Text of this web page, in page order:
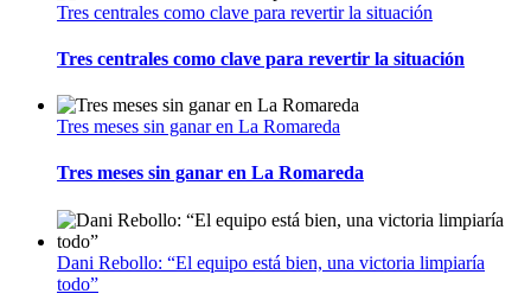
Tres centrales como clave para revertir la situación
Tres centrales como clave para revertir la situación
Tres meses sin ganar en La Romareda
Tres meses sin ganar en La Romareda
Dani Rebollo: “El equipo está bien, una victoria limpiaría
todo”